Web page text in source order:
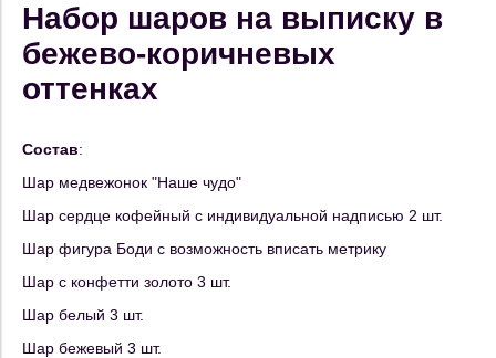
Набор шаров на выписку в
бежево-коричневых
оттенках
Состав:
Шар медвежонок "Наше чудо"
Шар сердце кофейный с индивидуальной надписью 2 шт.
Шар фигура Боди с возможность вписать метрику
Шар с конфетти золото 3 шт.
Шар белый 3 шт.
Шар бежевый 3 шт.